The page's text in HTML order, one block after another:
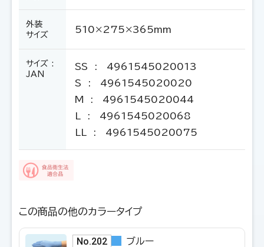
外装
サイズ
510×275×365mm
サイズ :
JAN
SS
: 4961545020013
S
: 4961545020020
M
: 4961545020044
: 4961545020068
: 4961545020075
この商品の他のカラータイプ
No.202
ブルー